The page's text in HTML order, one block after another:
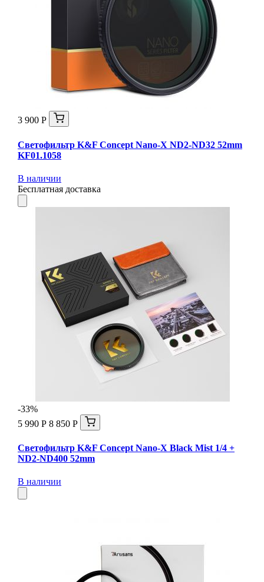
3 900 Р
Светофильтр K&F Concept Nano-X ND2-ND32 52mm
KF01.1058
В наличии
Бесплатная доставка
-33%
5 990 Р 8 850 Р
Светофильтр K&F Concept Nano-X Black Mist 1/4 +
ND2-ND400 52mm
В наличии